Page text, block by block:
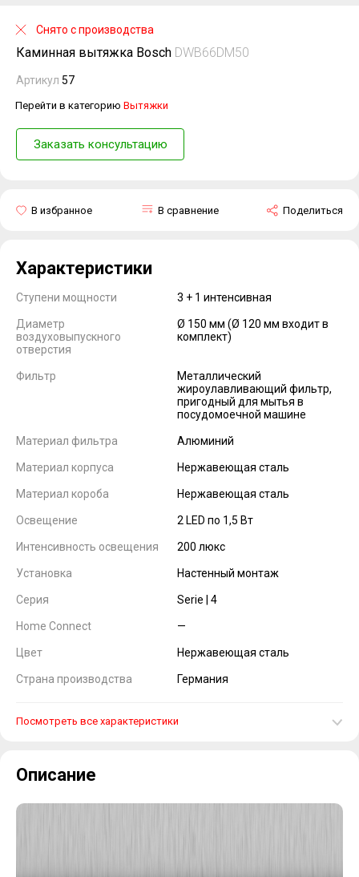
Каминная вытяжка Bosch DWB66DM50
Артикул 57
Перейти в категорию Вытяжки
Заказать консультацию
Поделиться
В сравнение
В избранное
Снято с производства
Характеристики
Ступени мощности 3 + 1 интенсивная
Диаметр
воздуховыпускного
отверстия
Ø 150 мм (Ø 120 мм входит в
комплект)
Фильтр
Металлический
жироулавливающий фильтр,
пригодный для мытья в
посудомоечной машине
Материал фильтра Алюминий
Материал корпуса Нержавеющая сталь
Материал короба Нержавеющая сталь
Освещение 2 LED по 1,5 Вт
Интенсивность освещения 200 люкс
Установка Настенный монтаж
Серия Serie | 4
Home Connect —
Цвет Нержавеющая сталь
Страна производства Германия
Посмотреть все характеристики
Описание